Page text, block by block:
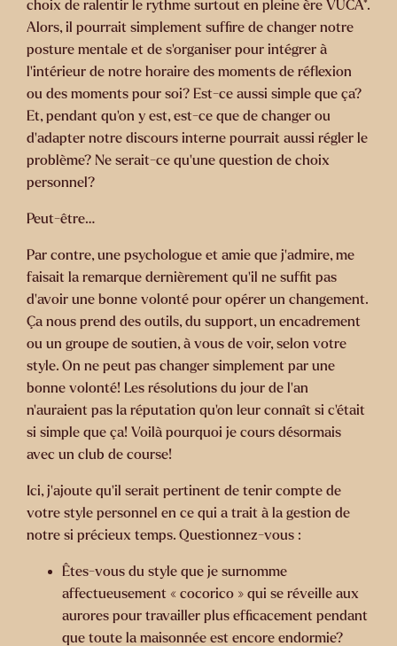
choix de ralentir le rythme surtout en pleine ère VUCA*.
Alors, il pourrait simplement suffire de changer notre
posture mentale et de s’organiser pour intégrer à
l’intérieur de notre horaire des moments de réflexion
ou des moments pour soi? Est-ce aussi simple que ça?
Et, pendant qu’on y est, est-ce que de changer ou
d’adapter notre discours interne pourrait aussi régler le
problème? Ne serait-ce qu’une question de choix
personnel?
Peut-être…
Par contre, une psychologue et amie que j’admire, me
faisait la remarque dernièrement qu’il ne suffit pas
d’avoir une bonne volonté pour opérer un changement.
Ça nous prend des outils, du support, un encadrement
ou un groupe de soutien, à vous de voir, selon votre
style. On ne peut pas changer simplement par une
bonne volonté! Les résolutions du jour de l’an
n’auraient pas la réputation qu’on leur connaît si c’était
si simple que ça! Voilà pourquoi je cours désormais
avec un club de course!
Ici, j’ajoute qu’il serait pertinent de tenir compte de
votre style personnel en ce qui a trait à la gestion de
notre si précieux temps. Questionnez-vous :
Êtes-vous du style que je surnomme
affectueusement « cocorico » qui se réveille aux
aurores pour travailler plus efficacement pendant
que toute la maisonnée est encore endormie?